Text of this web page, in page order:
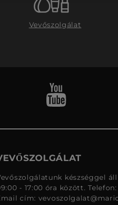
Vevőszolgálat
készséggel
- 17:00 óra között.
cím: